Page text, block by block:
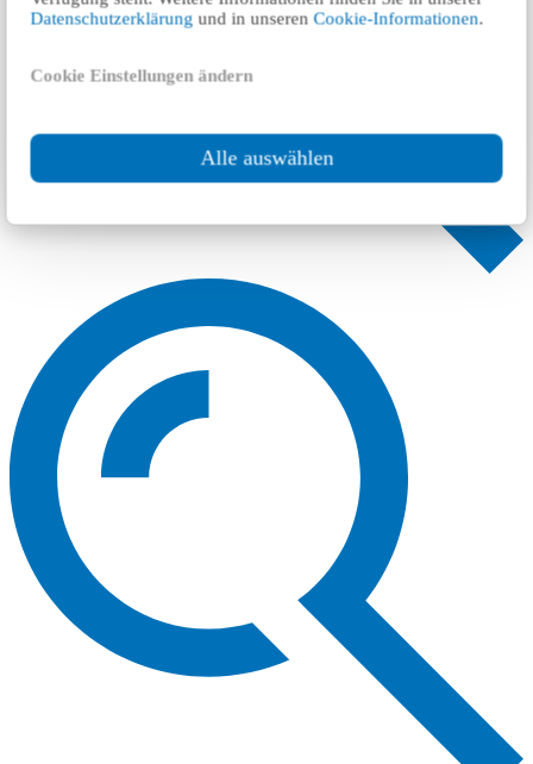
Datenschutzerklärung und in unserenCookie-Informationen.
Cookie Einstellungen ändern
Alle auswählen